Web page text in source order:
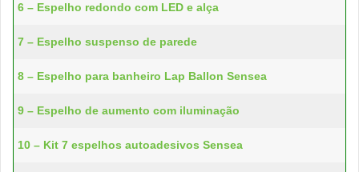
6 – Espelho redondo com LED e alça
7 – Espelho suspenso de parede
8 – Espelho para banheiro Lap Ballon Sensea
9 – Espelho de aumento com iluminação
10 – Kit 7 espelhos autoadesivos Sensea